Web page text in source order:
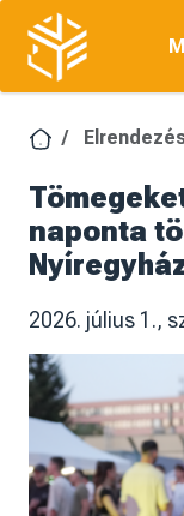
Ugrás a tartalomra
naponta
2026. július 1.,